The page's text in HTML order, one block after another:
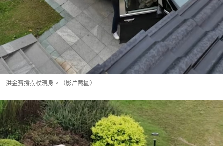
洪金寶撐拐杖現身。（影片截圖）